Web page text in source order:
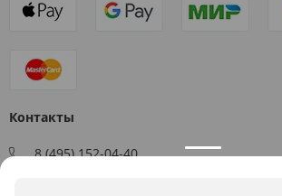
Контакты
8 (495) 152-04-40